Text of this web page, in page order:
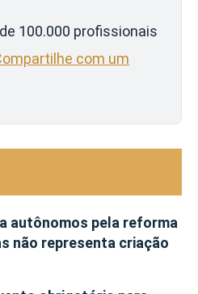
100.000 profissionais
com um
autônomos pela reforma
não representa criação